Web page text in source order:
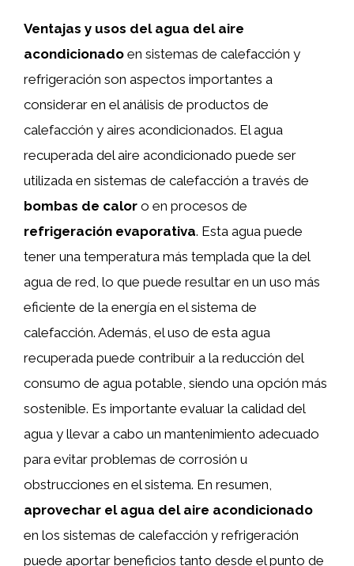
Ventajas y usos del agua del aire
acondicionado en sistemas de calefacción y
refrigeración son aspectos importantes a
considerar en el análisis de productos de
calefacción y aires acondicionados. El agua
recuperada del aire acondicionado puede ser
utilizada en sistemas de calefacción a través de
bombas de calor o en procesos de
refrigeración evaporativa. Esta agua puede
tener una temperatura más templada que la del
agua de red, lo que puede resultar en un uso más
eficiente de la energía en el sistema de
calefacción. Además, el uso de esta agua
recuperada puede contribuir a la reducción del
consumo de agua potable, siendo una opción más
sostenible. Es importante evaluar la calidad del
agua y llevar a cabo un mantenimiento adecuado
para evitar problemas de corrosión u
obstrucciones en el sistema. En resumen,
aprovechar el agua del aire acondicionado
en los sistemas de calefacción y refrigeración
puede aportar beneficios tanto desde el punto de